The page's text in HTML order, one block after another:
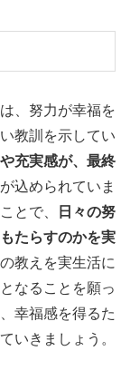
、努力が幸福を
教訓を示してい
充実感が、最終
込められていま
とで、
日々の努
たらすのかを実
教えを実生活に
なることを願っ
幸福感を得るた
いきましょう。